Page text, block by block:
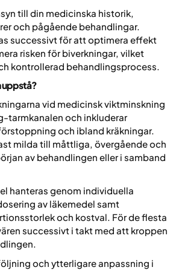
till din medicinska historik,
och pågående behandlingar.
successivt för att optimera effekt
risken för biverkningar, vilket
kontrollerad behandlingsprocess.
uppstå?
vid medicinsk viktminskning
tarmkanalen och inkluderar
och ibland kräkningar.
milda till måttliga, övergående och
av behandlingen eller i samband
hanteras genom individuella
av läkemedel samt
och kostval. För de flesta
successivt i takt med att kroppen
och ytterligare anpassning i